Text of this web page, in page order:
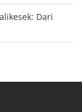
Dari